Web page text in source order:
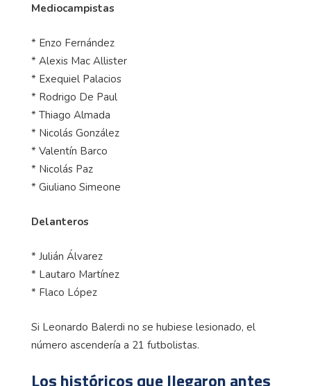
Mediocampistas
* Enzo Fernández
* Alexis Mac Allister
* Exequiel Palacios
* Rodrigo De Paul
* Thiago Almada
* Nicolás González
* Valentín Barco
* Nicolás Paz
* Giuliano Simeone
Delanteros
* Julián Álvarez
* Lautaro Martínez
* Flaco López
Si Leonardo Balerdi no se hubiese lesionado, el
número ascendería a 21 futbolistas.
Los históricos que llegaron antes